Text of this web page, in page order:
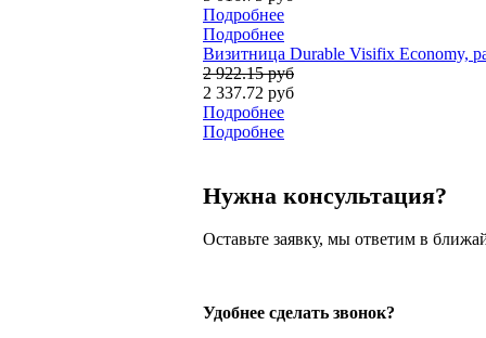
Подробнее
Подробнее
Визитница Durable Visifix Economy,
2 922.15 руб
2 337.72 руб
Подробнее
Подробнее
Нужна консультация?
Оставьте заявку, мы ответим в
Удобнее сделать звонок?